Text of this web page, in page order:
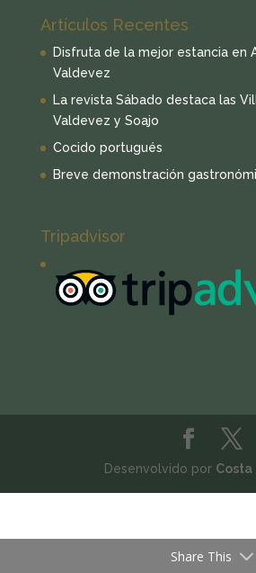
Artículos Recentes
Disfruta de la mejor estancia en
Valdevez
La revista Sábado destaca las
Valdevez y Soajo
Cocido portugués
Breve demonstración
Tripadvisor
Desenvolvido por Costa
Share This